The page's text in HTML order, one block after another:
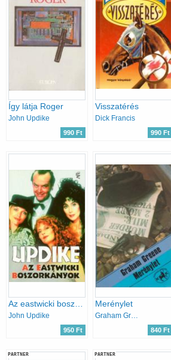
Így látja Roger
John Updike
990 Ft
Visszatérés
Dick Francis
990 Ft
Az eastwicki boszorkányok
John Updike
950 Ft
Merénylet
Graham Greene
840 Ft
PARTNER PARTNER